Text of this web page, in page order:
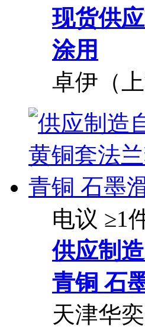
现货供
涂用
卓伊（
电议 ≥1
供应制
青铜 石
天津华